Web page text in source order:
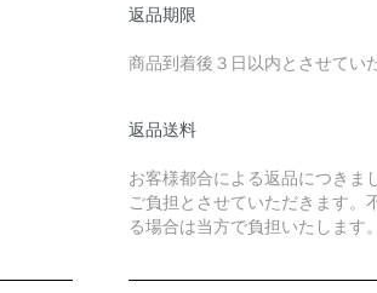
返品期限
商品到着後３日以内とさせてい
返品送料
お客様都合による返品につきま
ご負担とさせていただきます。
る場合は当方で負担いたします。